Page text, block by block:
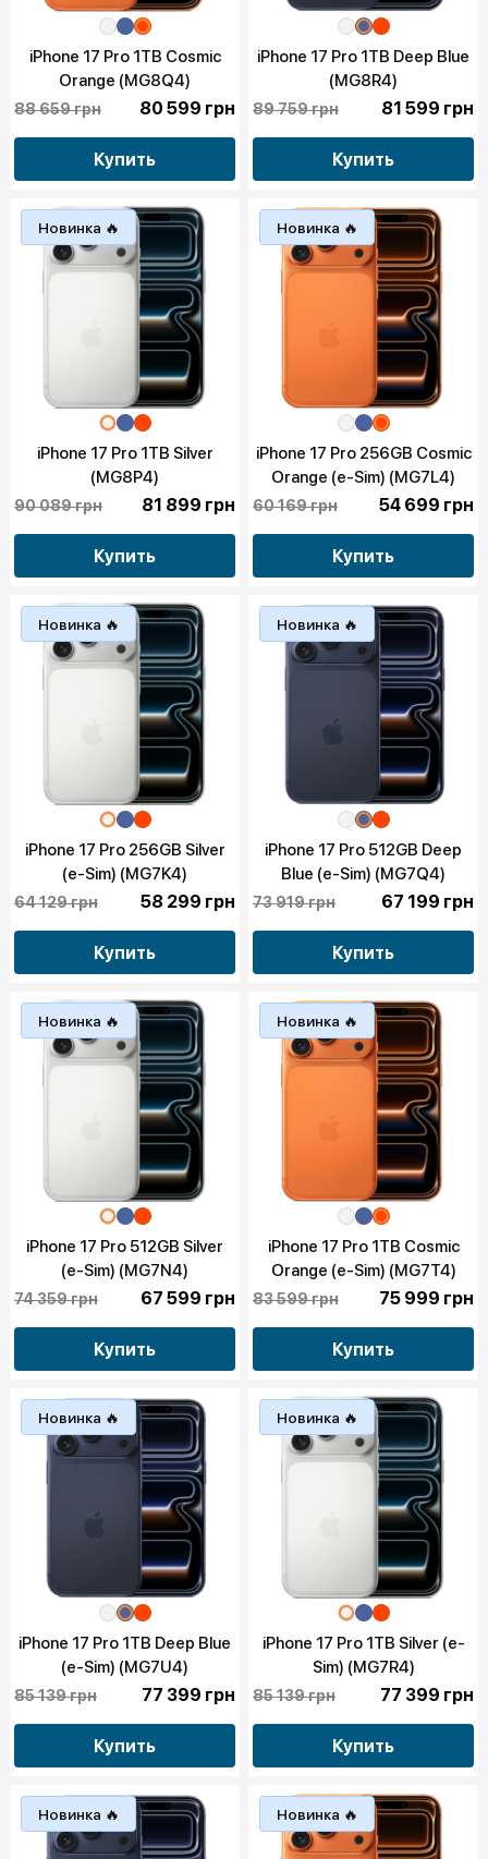
iPhone 17 Pro 1TB Cosmic
Orange (MG8Q4)
88 659 грн 80 599 грн
Купить
iPhone 17 Pro 1TB Deep Blue
(MG8R4)
89 759 грн 81 599 грн
Купить
Новинка 🔥
iPhone 17 Pro 1TB Silver
(MG8P4)
90 089 грн 81 899 грн
Купить
Новинка 🔥
iPhone 17 Pro 256GB Cosmic
Orange (e-Sim) (MG7L4)
60 169 грн 54 699 грн
Купить
Новинка 🔥
iPhone 17 Pro 256GB Silver
(e-Sim) (MG7K4)
64 129 грн 58 299 грн
Купить
Новинка 🔥
iPhone 17 Pro 512GB Deep
Blue (e-Sim) (MG7Q4)
73 919 грн 67 199 грн
Купить
Новинка 🔥
iPhone 17 Pro 512GB Silver
(e-Sim) (MG7N4)
74 359 грн 67 599 грн
Купить
Новинка 🔥
iPhone 17 Pro 1TB Cosmic
Orange (e-Sim) (MG7T4)
83 599 грн 75 999 грн
Купить
Новинка 🔥
iPhone 17 Pro 1TB Deep Blue
(e-Sim) (MG7U4)
85 139 грн 77 399 грн
Купить
Новинка 🔥
iPhone 17 Pro 1TB Silver (e-
Sim) (MG7R4)
85 139 грн 77 399 грн
Купить
Новинка 🔥 Новинка 🔥